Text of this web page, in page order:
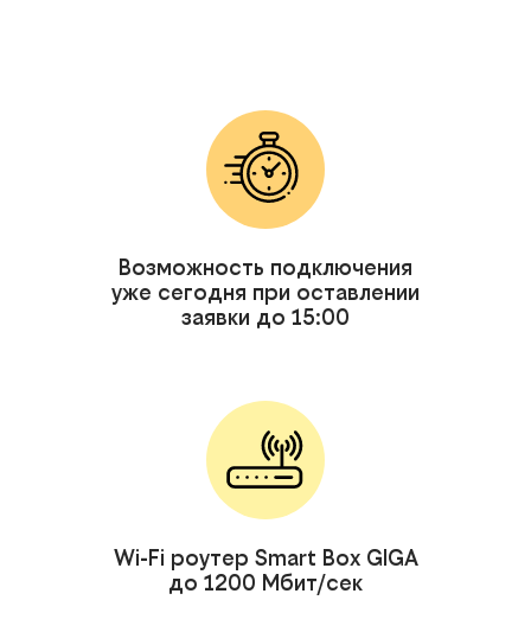
Возможность подключения
уже сегодня при оставлении
заявки до 15:00
Wi-Fi роутер Smart Box GIGA
до 1200 Мбит/сек